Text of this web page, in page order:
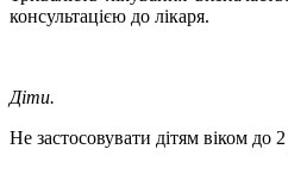
консультацією до лікаря.
Діти.
Не застосовувати дітям віком до 2